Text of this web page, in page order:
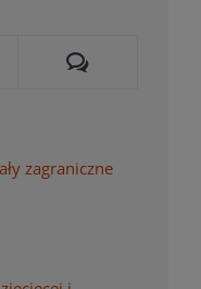
Comments
zagraniczne